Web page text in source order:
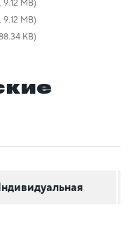
9.12 MB)
9.12 MB)
KB)